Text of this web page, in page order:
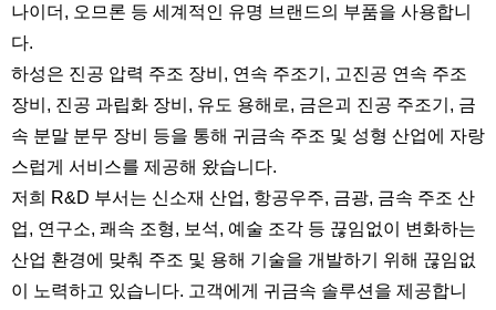
나이더, 오므론 등 세계적인 유명 브랜드의 부품을 사용합니
다.
하성은 진공 압력 주조 장비, 연속 주조기, 고진공 연속 주조
장비, 진공 과립화 장비, 유도 용해로, 금은괴 진공 주조기, 금
속 분말 분무 장비 등을 통해 귀금속 주조 및 성형 산업에 자랑
스럽게 서비스를 제공해 왔습니다.
저희 R&D 부서는 신소재 산업, 항공우주, 금광, 금속 주조 산
업, 연구소, 쾌속 조형, 보석, 예술 조각 등 끊임없이 변화하는
산업 환경에 맞춰 주조 및 용해 기술을 개발하기 위해 끊임없
이 노력하고 있습니다. 고객에게 귀금속 솔루션을 제공합니